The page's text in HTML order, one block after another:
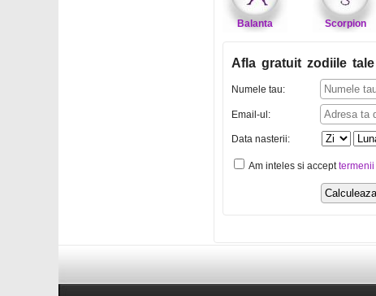
Balanta Scorpion
Afla gratuit zodiile tale
Numele tau:
Email-ul:
Data nasterii:
Am inteles si accepttermenii